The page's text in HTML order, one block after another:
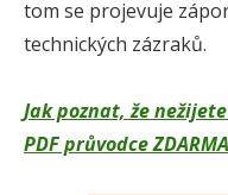
tom se projevuje
technických zázraků.
Jak poznat, že
PDF průvodce